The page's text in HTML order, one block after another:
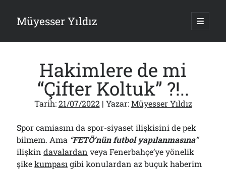
Müyesser Yıldız ana
Yan
Menü
Asırlık Devlete Bir Haftada Yeni Gömlek Biçilecek Öyle mi?!..
09/08/2026
Gazi’den Milletvekillerine Kurşun Gibi Sözler!..
07/08/2026
Hakimlere de mi
“Çifter Koltuk” ?!..
Tarih:21/07/2022| Yazar:Müyesser Yıldız
Spor camiasını da spor-siyaset ilişkisini de pek
bilmem. Ama “FETÖ’nün futbol yapılanmasına”
ilişkindavalardan veya Fenerbahçe’ye yönelik
şikekumpası gibi konulardan az buçuk haberim